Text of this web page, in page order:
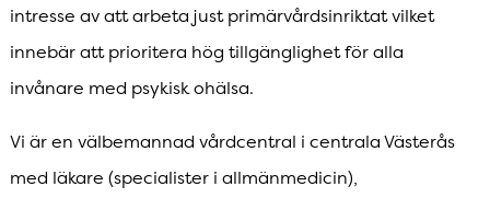
intresse av att arbeta just primärvårdsinriktat vilket
innebär att prioritera hög tillgänglighet för alla
invånare med psykisk ohälsa.
Vi är en välbemannad vårdcentral i centrala Västerås
med läkare (specialister i allmänmedicin),